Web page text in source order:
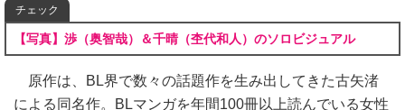
チェック
【写真】渉（奥智哉）＆千晴（杢代和人）のソロビジュアル
原作は、BL界で数々の話題作を生み出してきた古矢渚
による同名作。BLマンガを年間100冊以上読んでいる女性